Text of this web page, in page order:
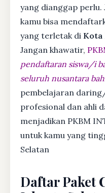
yang dianggap perlu.
kamu bisa
yang terletak di Kota
Jangan khawatir,
pendaftaran siswa/i
seluruh nusantara
pembelajaran
profesional dan ahli
menjadikan PKBM
untuk kamu yang
Selatan
Daftar Paket